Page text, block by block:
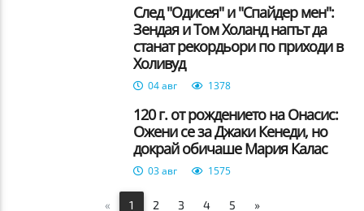
След "Одисея" и "Спайдер мен":
Зендая и Том Холанд напът да
станат рекордьори по приходи в
Холивуд
04 авг 1378
120 г. от рождението на Онасис:
Ожени се за Джаки Кенеди, но
докрай обичаше Мария Калас
03 авг 1575
« 1 2 3 4 5 »